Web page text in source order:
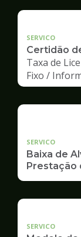
SERVICO
Certidão
Taxa de
Fixo /
SERVICO
Baixa de
Prestação
SERVICO